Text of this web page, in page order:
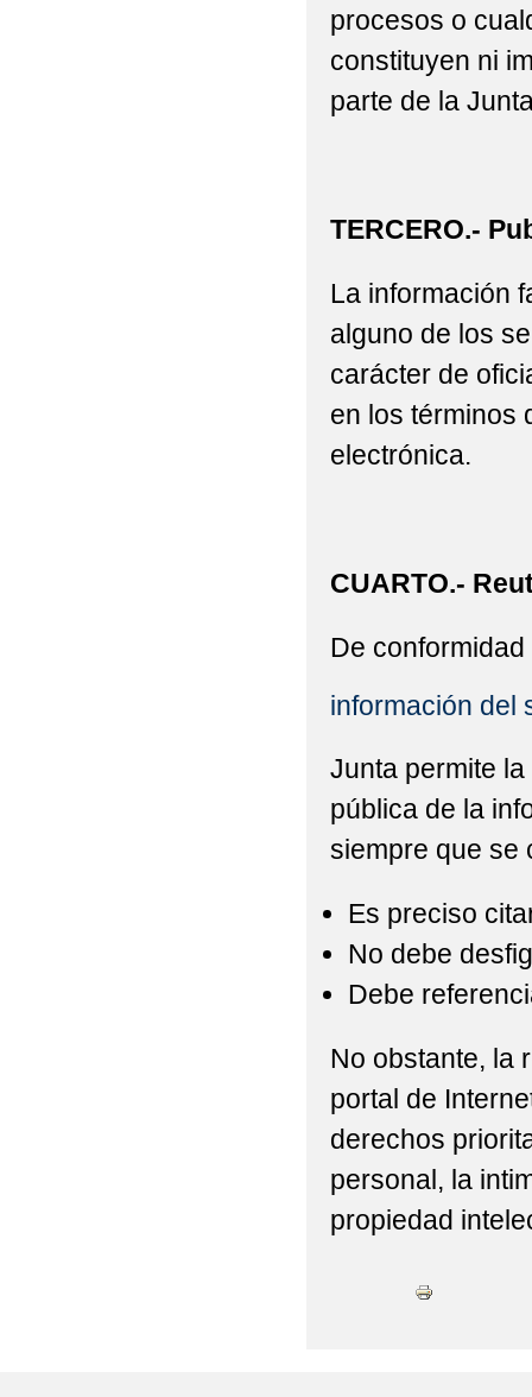
procesos o
constituyen ni
parte de la
TERCERO.-
La información
alguno de los
carácter de
en los términos
electrónica.
CUARTO.-
De
información del
Junta permite
pública de la
siempre que se
Es preciso
No debe
Debe
No obstante, la
portal de
derechos
personal, la
propiedad